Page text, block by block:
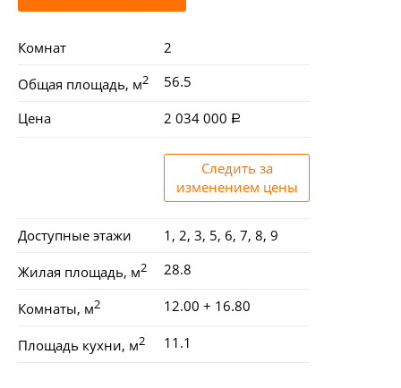
Комнат 2
Общая площадь, м2 56.5
Цена 2 034 000
Следить за
изменением цены
Доступные этажи 1, 2, 3, 5, 6, 7, 8, 9
Жилая площадь, м2 28.8
Комнаты, м2 12.00 + 16.80
Площадь кухни, м2 11.1